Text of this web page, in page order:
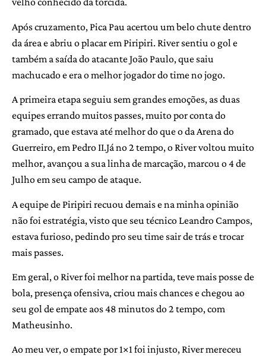
Após cruzamento, Pica Pau acertou um belo chute dentro
da área e abriu o placar em Piripiri. River sentiu o gol e
também a saída do atacante João Paulo, que saiu
machucado e era o melhor jogador do time no jogo.
A primeira etapa seguiu sem grandes emoções, as duas
equipes errando muitos passes, muito por conta do
gramado, que estava até melhor do que o da Arena do
Guerreiro, em Pedro II.Já no 2 tempo, o River voltou muito
melhor, avançou a sua linha de marcação, marcou o 4 de
Julho em seu campo de ataque.
A equipe de Piripiri recuou demais e na minha opinião
não foi estratégia, visto que seu técnico Leandro Campos,
estava furioso, pedindo pro seu time sair de trás e trocar
mais passes.
Em geral, o River foi melhor na partida, teve mais posse de
bola, presença ofensiva, criou mais chances e chegou ao
seu gol de empate aos 48 minutos do 2 tempo, com
Matheusinho.
Ao meu ver, o empate por 1×1 foi injusto, River mereceu